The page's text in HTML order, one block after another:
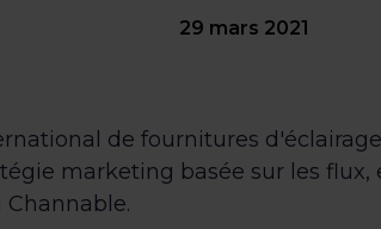
29 mars 2021
de fournitures
marketing basée sur les flux,